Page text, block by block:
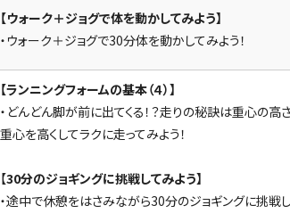
【ウォーク＋ジョグで体を動かしてみよう】
・ウォーク＋ジョグで30分体を動かしてみよう！
【ランニングフォームの基本（４）】
・どんどん脚が前に出てくる！？走りの秘訣は重心の高
重心を高くしてラクに走ってみよう！
【30分のジョギングに挑戦してみよう】
・途中で休憩をはさみながら30分のジョギングに挑戦